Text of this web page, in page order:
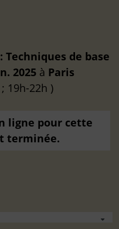
Techniques de base
2025 à Paris
19h-22h )
ligne pour cette
terminée.